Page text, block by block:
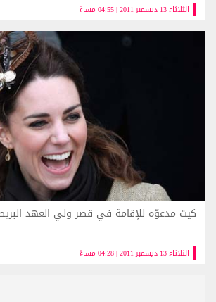
الثلاثاء 13 ديسمبر 2011 | 04:55 مساءً
الثلاثاء 13 ديسمبر 2011 | 04:28 مساءً
كيت مدعوّه للإقامة في قصر ولي العهد